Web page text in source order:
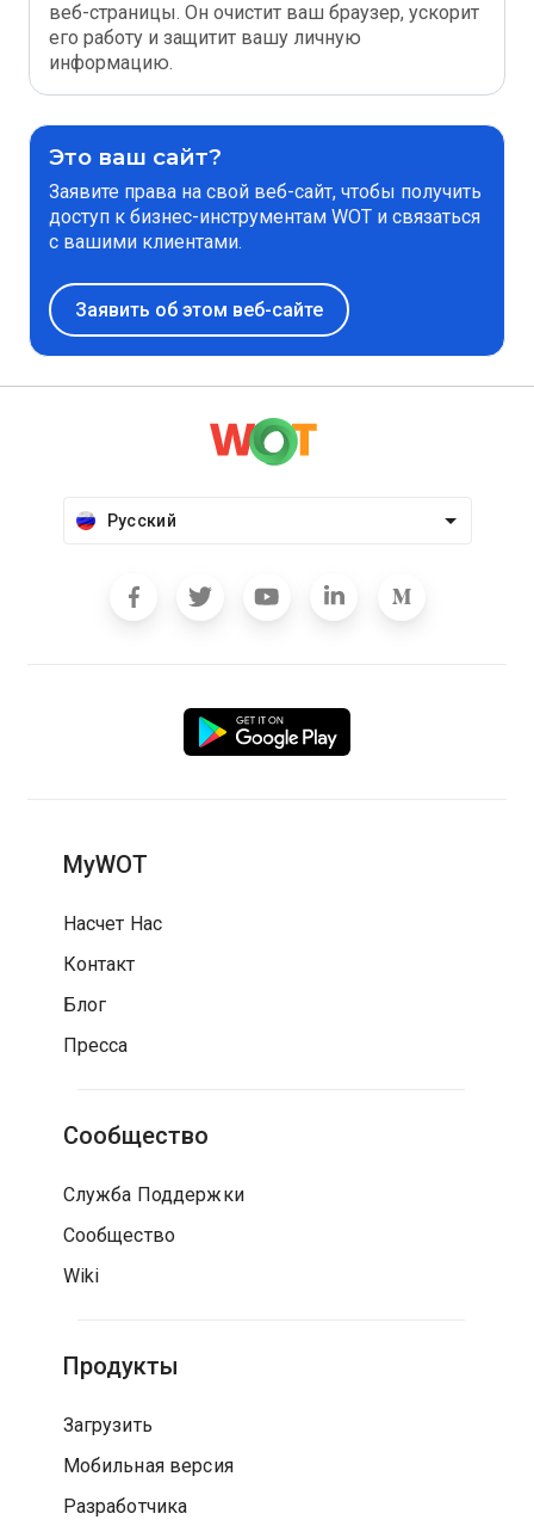
веб-страницы. Он очистит ваш браузер, ускорит
его работу и защитит вашу личную
информацию.
Это ваш сайт?
Заявите права на свой веб-сайт, чтобы получить
доступ к бизнес-инструментам WOT и связаться
с вашими клиентами.
Заявить об этом веб-сайте
Русский
MyWOT
Насчет Нас
Контакт
Блог
Пресса
Сообщество
Служба Поддержки
Сообщество
Wiki
Продукты
Загрузить
Мобильная версия
Разработчика